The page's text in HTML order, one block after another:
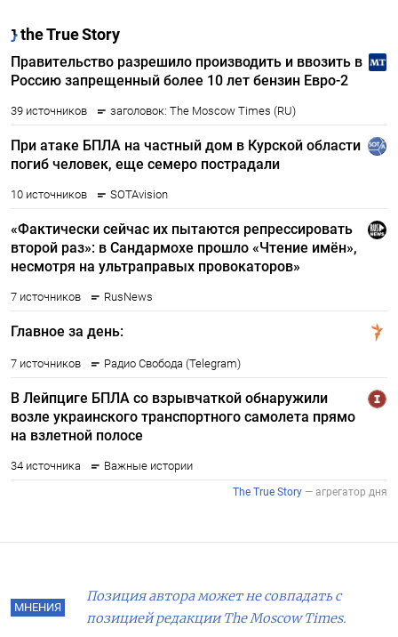
МНЕНИЯ
Позиция автора может не совпадать с
позицией редакции The Moscow Times.